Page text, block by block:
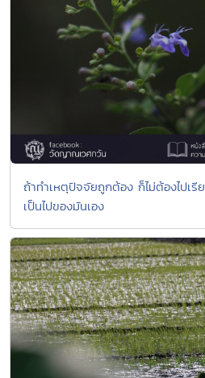
ถ้าทำเหตุปัจจัยถูกต้อง ก็ไม่ต้องไปเรี
เป็นไปของมันเอง